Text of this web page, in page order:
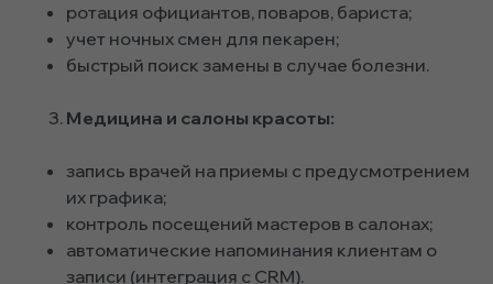
ротация официантов, поваров, бариста;
учет ночных смен для пекарен;
быстрый поиск замены в случае болезни.
Медицина и салоны красоты:
запись врачей на приемы с предусмотрением
их графика;
контроль посещений мастеров в салонах;
автоматические напоминания клиентам о
записи (интеграция с CRM).